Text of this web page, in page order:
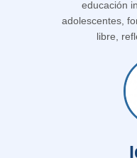
educación
adolescentes,
libre,